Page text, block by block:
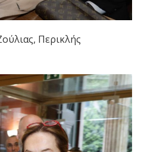
Περικλής